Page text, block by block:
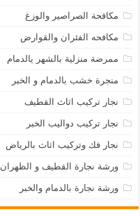
مكافحة الصراصير والوزغ
مكافحه الفئران والقوارض
ممرضة منزلية بالشهر يالدمام
منجرة خشب بالدمام و الخبر
نجار تركيب اثاث القطيف
نجار تركيب دواليب الخبر
نجار فك وتركيب اثاث بالرياض
ورشة نجارة القطيف و الظهران
ورشة نجارة بالدمام والخبر